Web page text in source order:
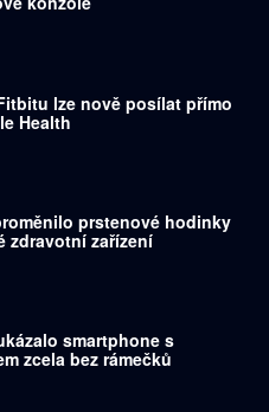
lze nově posílat přímo
Health
prstenové hodinky
zdravotní zařízení
smartphone s
zcela bez rámečků